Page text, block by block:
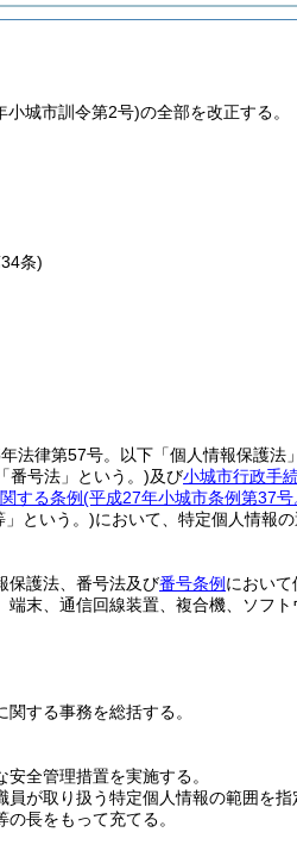
城市訓令第2号)の全部を改正する。
条)
法律第57号。以下「個人情報保護法
番号法」という。)及び小城市行政手
する条例(平成27年小城市条例第37
」という。)において、特定個人情報
保護法、番号法及び番号条例 において
末、通信回線装置、複合機、ソフ
する事務を総括する。
全管理措置を実施する。
が取り扱う特定個人情報の範囲を指
長をもって充てる。